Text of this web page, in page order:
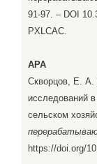
91-97. – DOI
PXLCAC.
APA
Скворцов, Е. А.
исследований
сельском
https://doi.org/